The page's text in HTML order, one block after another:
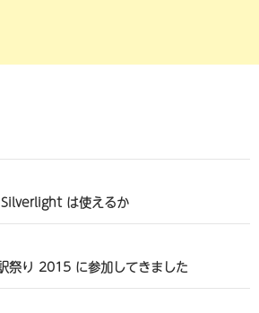
は使えるか
祭り 2015 に参加してきました